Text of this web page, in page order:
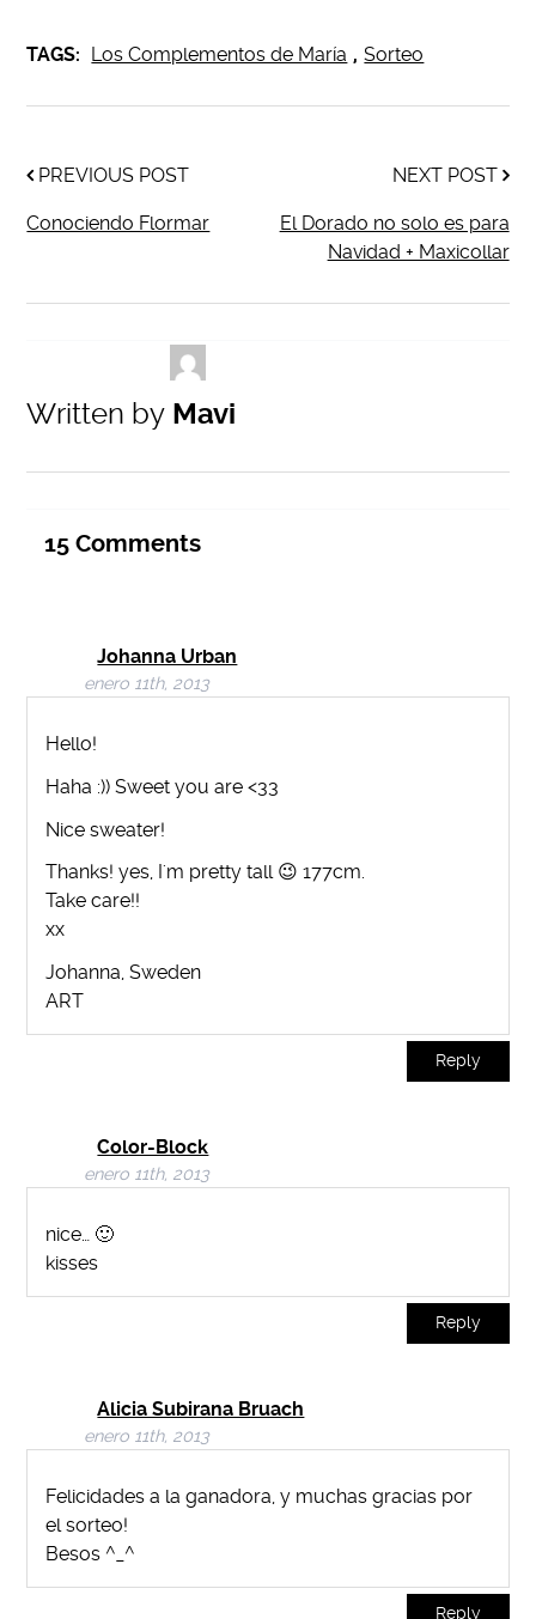
TAGS: Los Complementos de María , Sorteo
PREVIOUS POST
Conociendo Flormar
NEXT POST
El Dorado no solo es para
Navidad + Maxicollar
Written by Mavi
15 Comments
Johanna Urban
enero 11th, 2013
Hello!
Haha :)) Sweet you are <33
Nice sweater!
Thanks! yes, I'm pretty tall 😉 177cm.
Take care!!
xx
Johanna, Sweden
ART
Reply
Color-Block
enero 11th, 2013
nice… 🙂
kisses
Reply
Alicia Subirana Bruach
enero 11th, 2013
Felicidades a la ganadora, y muchas gracias por
el sorteo!
Besos ^_^
Reply